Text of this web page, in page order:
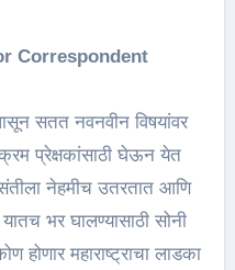
Correspondent
सतत नवनवीन विषयांवर
प्रेक्षकांसाठी घेऊन येत
नेहमीच उतरतात आणि
भर घालण्यासाठी सोनी
होणार महाराष्ट्राचा लाडका